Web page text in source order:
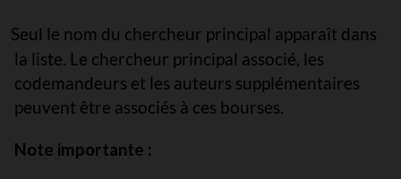
Seul le nom du chercheur principal apparaît dans
la liste. Le chercheur principal associé, les
codemandeurs et les auteurs supplémentaires
peuvent être associés à ces bourses.
Note importante :